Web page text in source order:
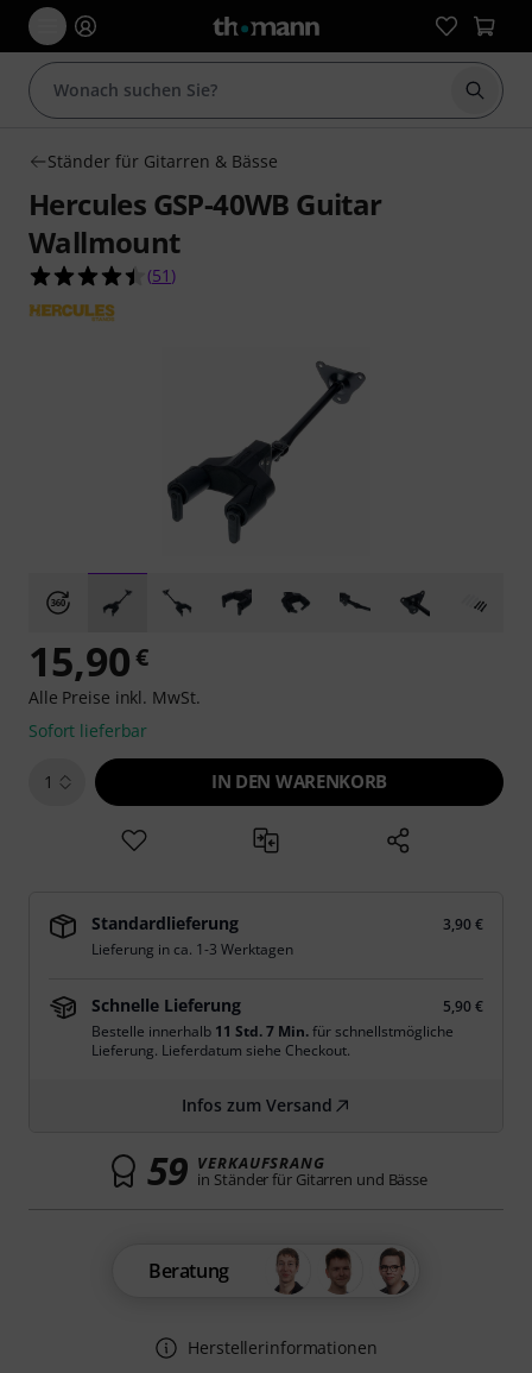
Suche
Ständer für Gitarren & Bässe
Hercules GSP-40WB Guitar
Wallmount
4.5 von 5 Sternen aus 51 Kundenbewertungen
(51 )
15,90€
Alle Preise inkl. MwSt.
Sofort lieferbar
1 IN DEN WARENKORB
Standardlieferung
3,90 €
Lieferung in ca. 1-3 Werktagen
Schnelle Lieferung
5,90 €
Bestelle innerhalb 11 Std. 7 Min.für schnellstmögliche
Lieferung. Lieferdatum siehe Checkout.
Infos zum Versand
59 VERKAUFSRANG
in Ständer für Gitarren und Bässe
Beratung
Herstellerinformationen